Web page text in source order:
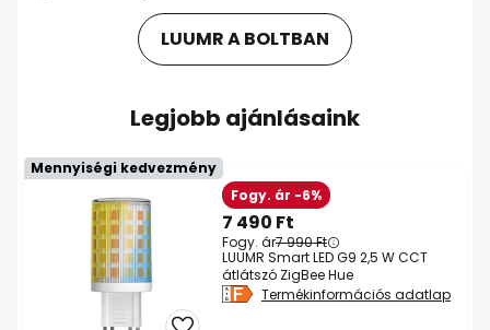
LUUMR A BOLTBAN
Legjobb ajánlásaink
Mennyiségi kedvezmény
7 490 Ft
Fogy. ár7 990 Ft
Fogy. ár -6%
LUUMR Smart LED G9 2,5 W CCT
átlátszó ZigBee Hue
Termékinformációs adatlap